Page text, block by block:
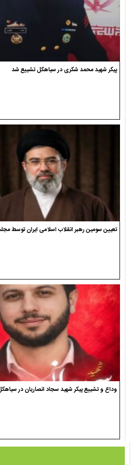
پیکر شهید محمد شکری در سیاهکل تشییع شد
تعیین سومین رهبر انقلاب اسلامی ایران توسط
وداع و تشییع پیکر شهید سجاد انصاریان در